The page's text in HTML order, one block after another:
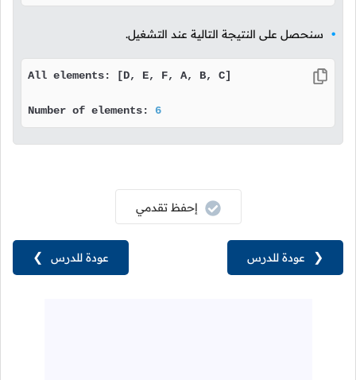
سنحصل على النتيجة التالية عند التشغيل.
All elements: [D, E, F, A, B, C]
Number of elements: 6
عودة للدرس ❯
إحفظ تقدمي
❮ عودة للدرس